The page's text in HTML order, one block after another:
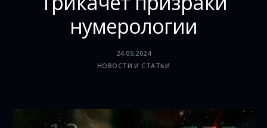
нумерологии
24.05.2024
НОВОСТИ И СТАТЬИ